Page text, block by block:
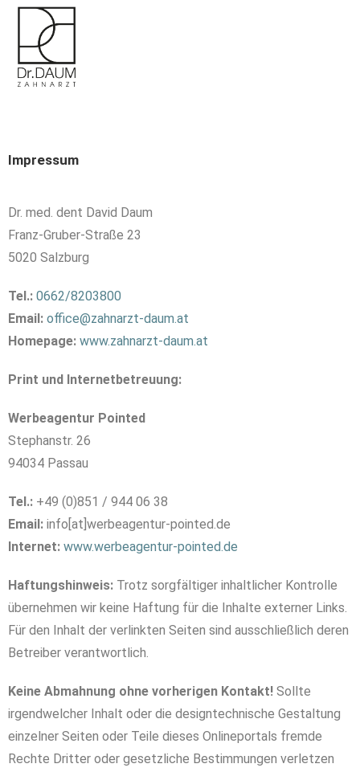
Impressum
Dr. med. dent David Daum
Franz-Gruber-Straße 23
5020 Salzburg
Tel.: 0662/8203800
Email: office@zahnarzt-daum.at
Homepage: www.zahnarzt-daum.at
Print und Internetbetreuung:
Werbeagentur Pointed
Stephanstr. 26
94034 Passau
Tel.: +49 (0)851 / 944 06 38
Email: info[at]werbeagentur-pointed.de
Internet: www.werbeagentur-pointed.de
Haftungshinweis: Trotz sorgfältiger inhaltlicher Kontrolle
übernehmen wir keine Haftung für die Inhalte externer Links.
Für den Inhalt der verlinkten Seiten sind ausschließlich deren
Betreiber verantwortlich.
Keine Abmahnung ohne vorherigen Kontakt! Sollte
irgendwelcher Inhalt oder die designtechnische Gestaltung
einzelner Seiten oder Teile dieses Onlineportals fremde
Rechte Dritter oder gesetzliche Bestimmungen verletzen